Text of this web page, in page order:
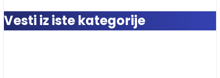
Vesti iz iste kategorije